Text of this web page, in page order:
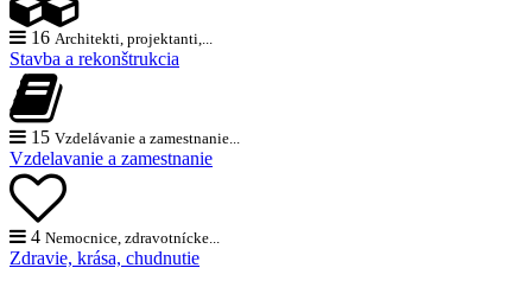
16 Architekti, projektanti,...
Stavba a rekonštrukcia
15 Vzdelávanie a zamestnanie...
Vzdelavanie a zamestnanie
4 Nemocnice, zdravotnícke...
Zdravie, krása, chudnutie